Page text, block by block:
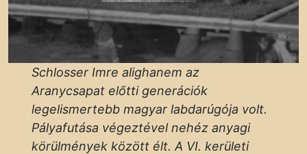
Schlosser Imre alighanem az
Aranycsapat előtti generációk
legelismertebb magyar labdarúgója volt.
Pályafutása végeztével nehéz anyagi
körülmények között élt. A VI. kerületi